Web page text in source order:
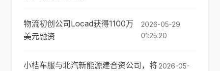
物流初创公司Locad获得1100万
美元融资
2026-05-29
01:25:20
小桔车服与北汽新能源建合资公司，将 2026-05-